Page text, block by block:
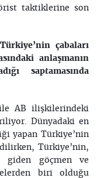
taktiklerine son
çabaları
anlaşmanın
saptamasında
AB ilişkilerindeki
Dünyadaki en
yapan Türkiye’nin
Türkiye’nin,
giden göçmen ve
biri olduğu